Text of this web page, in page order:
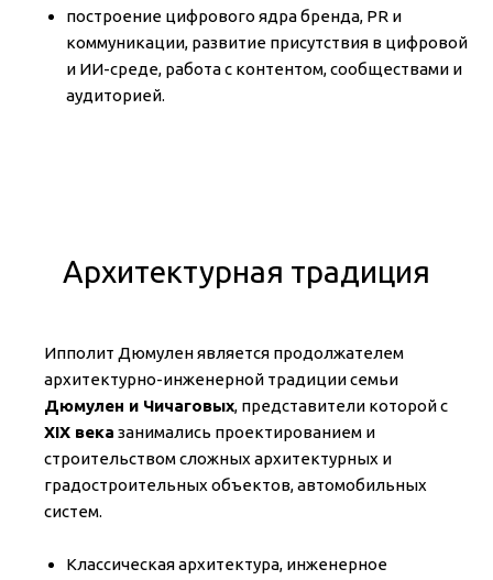
построение цифрового ядра бренда, PR и
коммуникации, развитие присутствия в цифровой
и ИИ-среде, работа с контентом, сообществами и
аудиторией.
Архитектурная традиция
Ипполит Дюмулен является продолжателем
архитектурно-инженерной традиции семьи
Дюмулен и Чичаговых, представители которой с
XIX века занимались проектированием и
строительством сложных архитектурных и
градостроительных объектов, автомобильных
систем.
Классическая архитектура, инженерное